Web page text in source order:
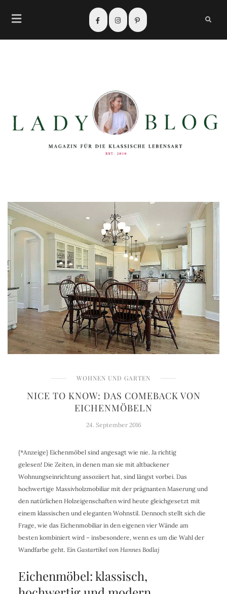
WOHNEN UND GARTEN
NICE TO KNOW: DAS COMEBACK VON
EICHENMÖBELN
24. September 2016
{*Anzeige} Eichenmöbel sind angesagt wie nie. Ja richtig
gelesen! Die Zeiten, in denen man sie mit altbackener
Wohnungseinrichtung assoziiert hat, sind längst vorbei. Das
hochwertige Massivholzmobiliar mit der prägnanten Maserung und
den natürlichen Holzeigenschaften wird heute gleichgesetzt mit
einem klassischen und eleganten Wohnstil. Dennoch stellt sich die
Frage, wie das Eichenmobiliar in den eigenen vier Wände am
besten kombiniert wird – insbesondere, wenn es um die Wahl der
Wandfarbe geht. Ein Gastartikel von Hannes Bodlaj
Eichenmöbel: klassisch,